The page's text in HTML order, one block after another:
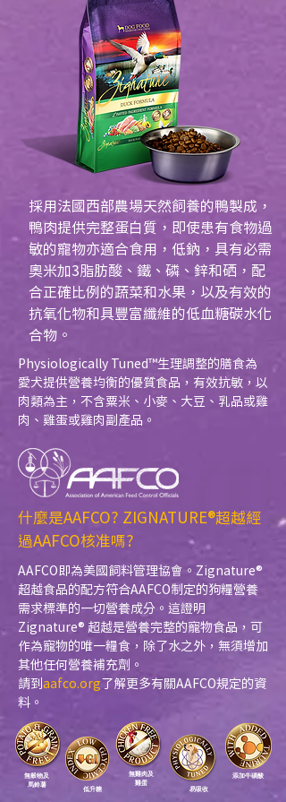
採用法國西部農場天然飼養的鴨製成，
鴨肉提供完整蛋白質，即使患有食物過
敏的寵物亦適合食用，低鈉，具有必需
奧米加3脂肪酸、鐵、磷、鋅和硒，配
合正確比例的蔬菜和水果，以及有效的
抗氧化物和具豐富纖維的低血糖碳水化
合物。
Physiologically Tuned™生理調整的膳食為
愛犬提供營養均衡的優質食品，有效抗敏，以
肉類為主，不含粟米、小麥、大豆、乳品或雞
肉、雞蛋或雞肉副產品。
什麼是AAFCO? ZIGNATURE®超越經
過AAFCO核准嗎?
AAFCO即為美國飼料管理協會。Zignature®
超越食品的配方符合AAFCO制定的狗糧營養
需求標準的一切營養成分。這證明
Zignature® 超越是營養完整的寵物食品，可
作為寵物的唯一糧食，除了水之外，無須增加
其他任何營養補充劑。
請到 aafco.org 了解更多有關AAFCO規定的資
料。
​無穀物及
馬鈴薯
​低升糖
無雞肉及
雞蛋
易吸收
添加牛磺酸